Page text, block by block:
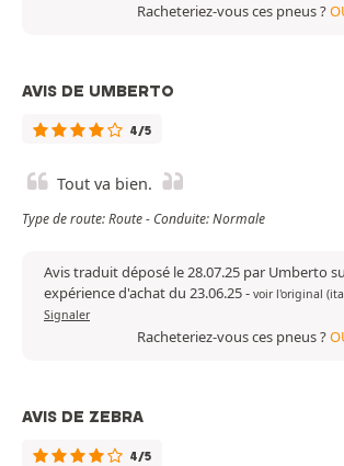
Racheteriez-vous ces pneus ?
AVIS DE UMBERTO
4/5
Tout va bien.
Type de route: Route - Conduite: Normale
Avis traduit déposé le 28.07.25 par Umberto
expérience d'achat du 23.06.25- voir l'original
Signaler
Racheteriez-vous ces pneus ?
AVIS DE ZEBRA
4/5